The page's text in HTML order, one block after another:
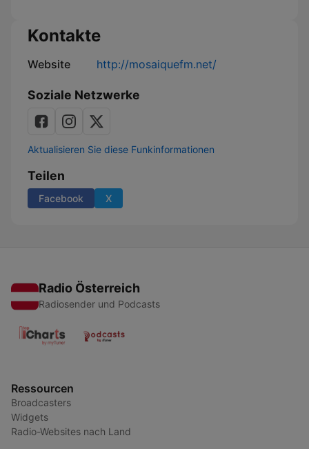
Kontakte
Website http://mosaiquefm.net/
Soziale Netzwerke
Aktualisieren Sie diese Funkinformationen
Teilen
Facebook X
Radio Österreich
Radiosender und Podcasts
Ressourcen
Broadcasters
Widgets
Radio-Websites nach Land